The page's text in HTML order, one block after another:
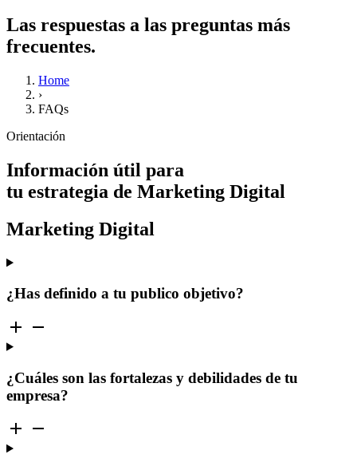
Las respuestas a las preguntas más
frecuentes.
Home
›
FAQs
Orientación
Información útil para
tu estrategia de Marketing Digital
Marketing Digital
¿Has definido a tu publico objetivo?
¿Cuáles son las fortalezas y debilidades de tu
empresa?